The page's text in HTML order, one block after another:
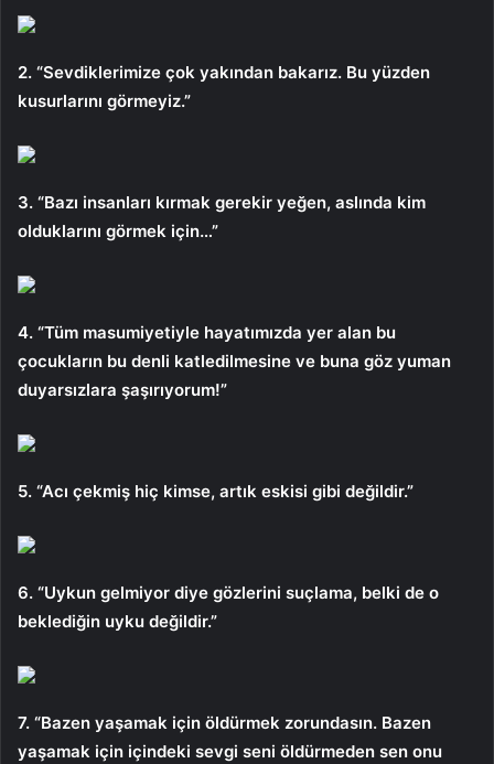
2. “Sevdiklerimize çok yakından bakarız. Bu yüzden
kusurlarını görmeyiz.”
3. “Bazı insanları kırmak gerekir yeğen, aslında kim
olduklarını görmek için…”
4. “Tüm masumiyetiyle hayatımızda yer alan bu
çocukların bu denli katledilmesine ve buna göz yuman
duyarsızlara şaşırıyorum!”
5. “Acı çekmiş hiç kimse, artık eskisi gibi değildir.”
6. “Uykun gelmiyor diye gözlerini suçlama, belki de o
beklediğin uyku değildir.”
7. “Bazen yaşamak için öldürmek zorundasın. Bazen
yaşamak için içindeki sevgi seni öldürmeden sen onu